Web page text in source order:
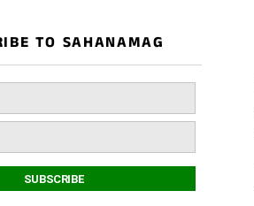
TO SAHANAMAG